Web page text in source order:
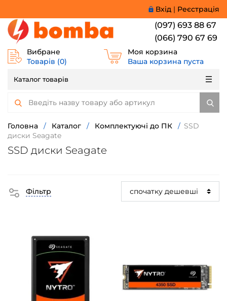
Вхід | Реєстрація
(097) 693 88 67
(066) 790 67 69
Вибране
Товарів (0)
Моя корзина
Ваша корзина пуста
Каталог товарів
Головна / Каталог / Комплектуючі до ПК / SSD
диски Seagate
SSD диски Seagate
Фільтр